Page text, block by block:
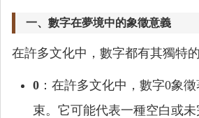
一、數字在夢境中的象徵意義
在許多文化中，數字都有其獨特
0 ：在許多文化中，數字0象
束。它可能代表一種空白或